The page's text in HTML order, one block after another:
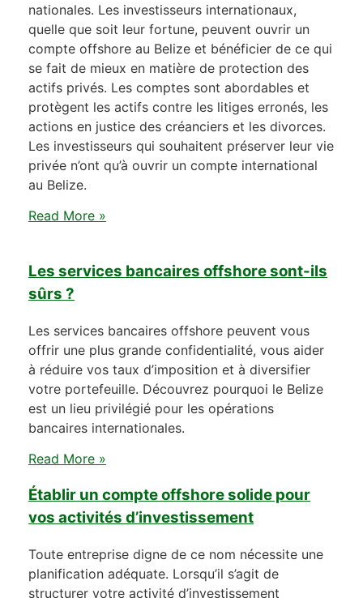
nationales. Les investisseurs internationaux,
quelle que soit leur fortune, peuvent ouvrir un
compte offshore au Belize et bénéficier de ce qui
se fait de mieux en matière de protection des
actifs privés. Les comptes sont abordables et
protègent les actifs contre les litiges erronés, les
actions en justice des créanciers et les divorces.
Les investisseurs qui souhaitent préserver leur vie
privée n’ont qu’à ouvrir un compte international
au Belize.
Read More »
Les services bancaires offshore sont-ils
sûrs ?
Les services bancaires offshore peuvent vous
offrir une plus grande confidentialité, vous aider
à réduire vos taux d’imposition et à diversifier
votre portefeuille. Découvrez pourquoi le Belize
est un lieu privilégié pour les opérations
bancaires internationales.
Read More »
Établir un compte offshore solide pour
vos activités d’investissement
Toute entreprise digne de ce nom nécessite une
planification adéquate. Lorsqu’il s’agit de
structurer votre activité d’investissement